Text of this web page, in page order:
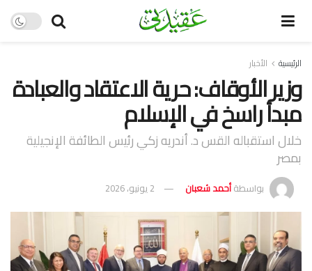
الرئيسية الأخبار
وزير الأوقاف: حرية الاعتقاد والعبادة
مبدأ راسخ في الإسلام
خلال استقباله القس د. أندريه زكي رئيس الطائفة الإنجيلية
بمصر
بواسطةأحمد شعبان 2 يونيو، 2026